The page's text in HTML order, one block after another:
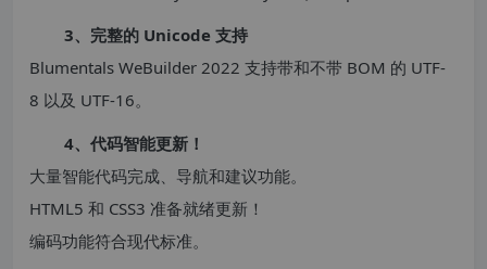
3、完整的 Unicode 支持
Blumentals WeBuilder 2022 支持带和不带 BOM 的 UTF-
8 以及 UTF-16。
4、代码智能更新！
大量智能代码完成、导航和建议功能。
HTML5 和 CSS3 准备就绪更新！
编码功能符合现代标准。